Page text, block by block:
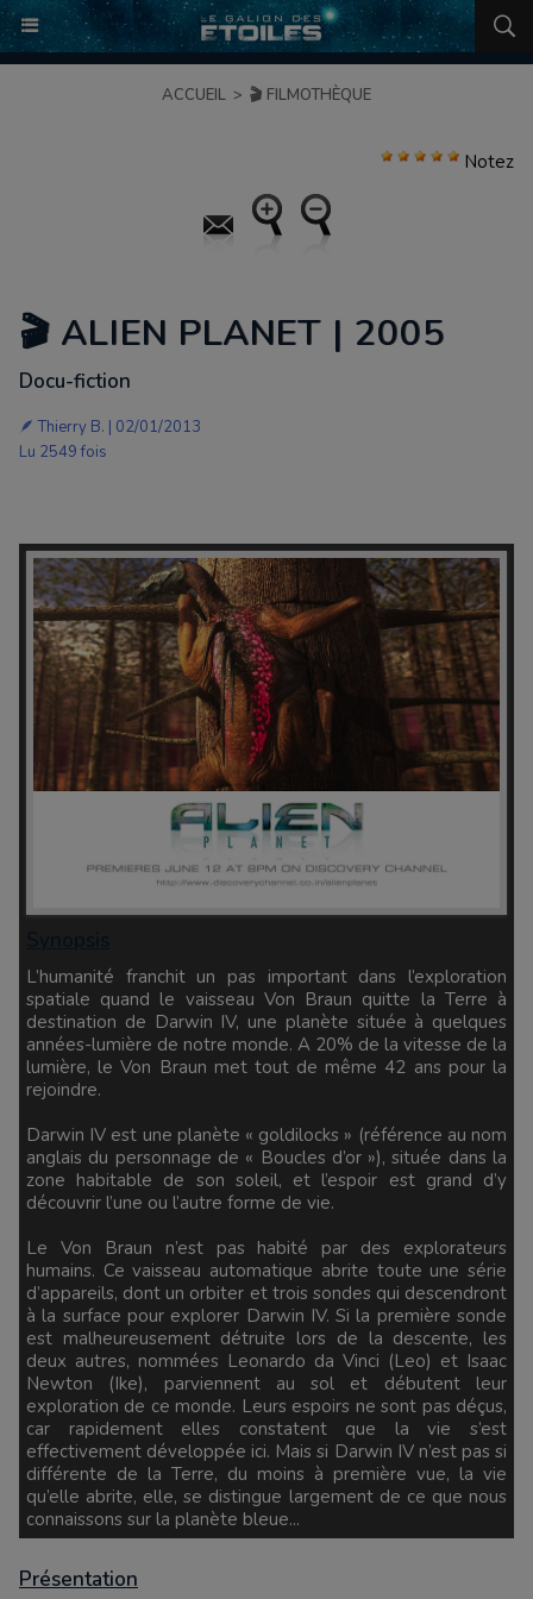
ACCUEIL > 🎬 FILMOTHÈQUE
Notez
🎬 ALIEN PLANET | 2005
Docu-fiction
🪶Thierry B. | 02/01/2013
Lu 2549 fois
L’humanité franchit un pas important dans l’exploration
spatiale quand le vaisseau Von Braun quitte la Terre à
destination de Darwin IV, une planète située à quelques
années-lumière de notre monde. A 20% de la vitesse de la
lumière, le Von Braun met tout de même 42 ans pour la
rejoindre.
Darwin IV est une planète « goldilocks » (référence au nom
anglais du personnage de « Boucles d’or »), située dans la
zone habitable de son soleil, et l’espoir est grand d’y
découvrir l’une ou l’autre forme de vie.
Le Von Braun n’est pas habité par des explorateurs
humains. Ce vaisseau automatique abrite toute une série
d’appareils, dont un orbiter et trois sondes qui descendront
à la surface pour explorer Darwin IV. Si la première sonde
est malheureusement détruite lors de la descente, les
deux autres, nommées Leonardo da Vinci (Leo) et Isaac
Newton (Ike), parviennent au sol et débutent leur
exploration de ce monde. Leurs espoirs ne sont pas déçus,
car rapidement elles constatent que la vie s’est
effectivement développée ici. Mais si Darwin IV n’est pas si
différente de la Terre, du moins à première vue, la vie
qu’elle abrite, elle, se distingue largement de ce que nous
connaissons sur la planète bleue...
Présentation